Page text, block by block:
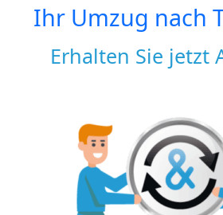
Ihr Umzug nach
Erhalten Sie jetzt